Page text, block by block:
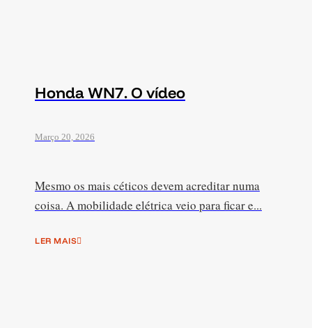
Honda WN7. O vídeo
Março 20, 2026
Mesmo os mais céticos devem acreditar numa
coisa. A mobilidade elétrica veio para ficar e...
LER MAIS